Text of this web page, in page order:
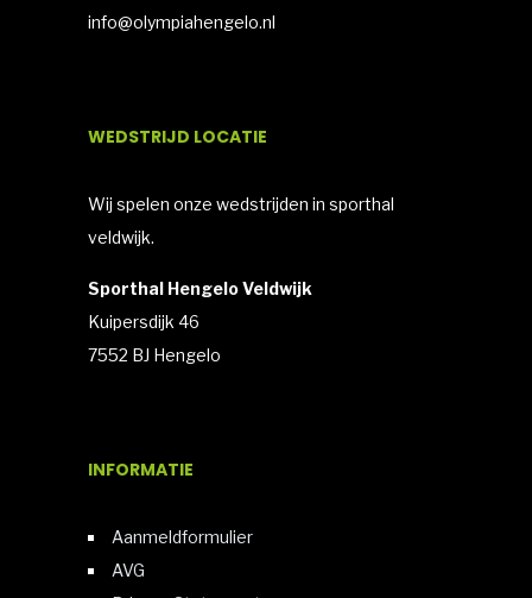
info@olympiahengelo.nl
WEDSTRIJD LOCATIE
Wij spelen onze wedstrijden in sporthal
veldwijk.
Sporthal Hengelo Veldwijk
Kuipersdijk 46
7552 BJ Hengelo
INFORMATIE
Aanmeldformulier
AVG